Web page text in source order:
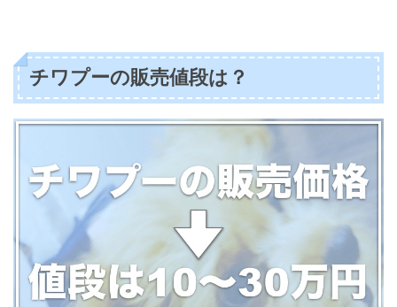
チワプーの販売値段は？